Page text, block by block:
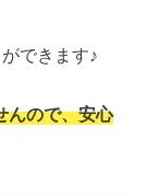
できます♪
んので、安心